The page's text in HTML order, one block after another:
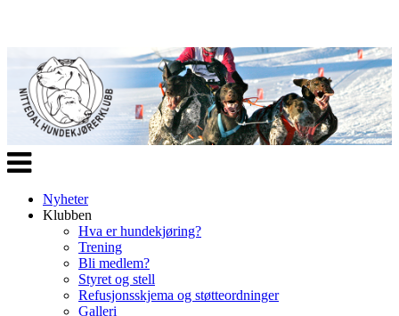
Veksle
navigasjon
Nyheter
Klubben
Hva er hundekjøring?
Trening
Bli medlem?
Styret og stell
Refusjonsskjema og støtteordninger
Galleri